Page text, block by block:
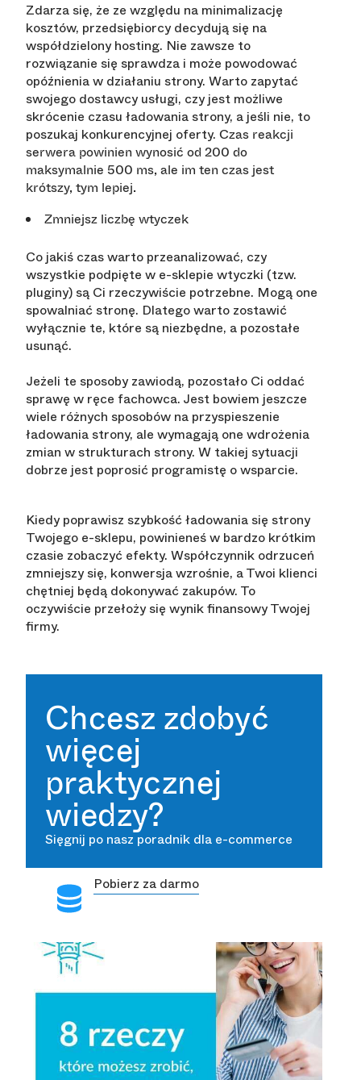
Zdarza się, że ze względu na minimalizację
kosztów, przedsiębiorcy decydują się na
współdzielony hosting. Nie zawsze to
rozwiązanie się sprawdza i może powodować
opóźnienia w działaniu strony. Warto zapytać
swojego dostawcy usługi, czy jest możliwe
skrócenie czasu ładowania strony, a jeśli nie, to
poszukaj konkurencyjnej oferty. Czas reakcji
serwera powinien wynosić od 200 do
maksymalnie 500 ms, ale im ten czas jest
krótszy, tym lepiej.
Zmniejsz liczbę wtyczek
Co jakiś czas warto przeanalizować, czy
wszystkie podpięte w e-sklepie wtyczki (tzw.
pluginy) są Ci rzeczywiście potrzebne. Mogą one
spowalniać stronę. Dlatego warto zostawić
wyłącznie te, które są niezbędne, a pozostałe
usunąć.
Jeżeli te sposoby zawiodą, pozostało Ci oddać
sprawę w ręce fachowca. Jest bowiem jeszcze
wiele różnych sposobów na przyspieszenie
ładowania strony, ale wymagają one wdrożenia
zmian w strukturach strony. W takiej sytuacji
dobrze jest poprosić programistę o wsparcie.
Kiedy poprawisz szybkość ładowania się strony
Twojego e-sklepu, powinieneś w bardzo krótkim
czasie zobaczyć efekty. Współczynnik odrzuceń
zmniejszy się, konwersja wzrośnie, a Twoi klienci
chętniej będą dokonywać zakupów. To
oczywiście przełoży się wynik finansowy Twojej
firmy.
Chcesz zdobyć
więcej
praktycznej
wiedzy?
Sięgnij po nasz poradnik dla e-commerce
Pobierz za darmo